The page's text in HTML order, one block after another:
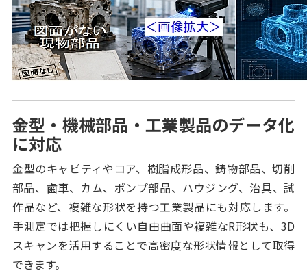
金型・機械部品・工業製品のデータ化
に対応
金型のキャビティやコア、樹脂成形品、鋳物部品、切削
部品、歯車、カム、ポンプ部品、ハウジング、治具、試
作品など、複雑な形状を持つ工業製品にも対応します。
手測定では把握しにくい自由曲面や複雑なR形状も、3D
スキャンを活用することで高密度な形状情報として取得
できます。